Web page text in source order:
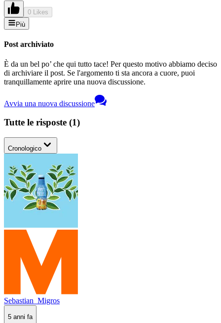
0 Likes
Più
Post archiviato
È da un bel po’ che qui tutto tace! Per questo motivo abbiamo deciso
di archiviare il post. Se l'argomento ti sta ancora a cuore, puoi
tranquillamente aprire una nuova discussione.
Avvia una nuova discussione
Tutte le risposte (1)
Cronologico
Sebastian_Migros
5 anni fa